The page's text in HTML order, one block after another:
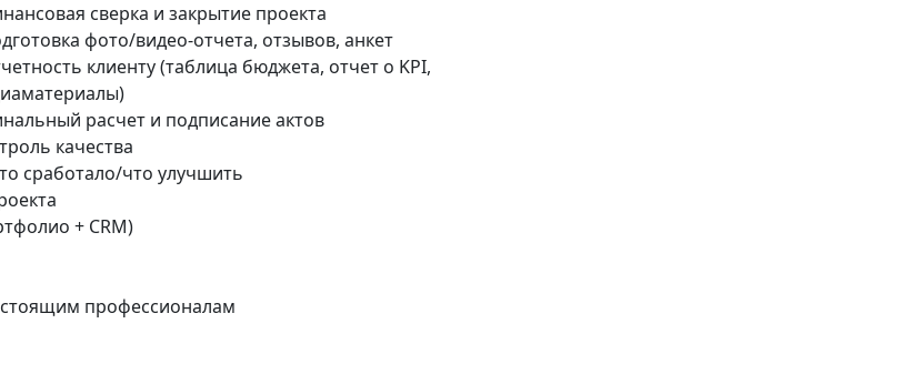
сверка и закрытие проекта
фото/видео-отчета, отзывов, анкет
клиенту (таблица бюджета, отчет о KPI,
расчет и подписание актов
качества
сработало/что улучшить
+ CRM)
профессионалам